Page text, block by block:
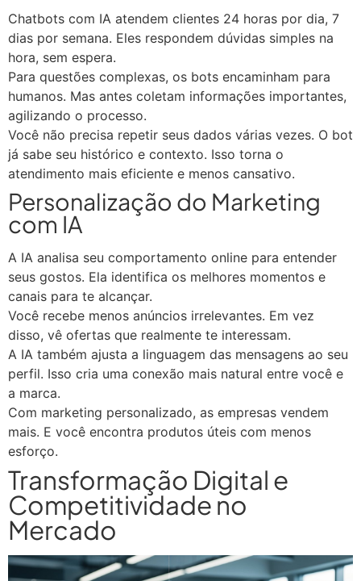
Chatbots com IA atendem clientes 24 horas por dia, 7
dias por semana. Eles respondem dúvidas simples na
hora, sem espera.
Para questões complexas, os bots encaminham para
humanos. Mas antes coletam informações importantes,
agilizando o processo.
Você não precisa repetir seus dados várias vezes. O bot
já sabe seu histórico e contexto. Isso torna o
atendimento mais eficiente e menos cansativo.
Personalização do Marketing
com IA
A IA analisa seu comportamento online para entender
seus gostos. Ela identifica os melhores momentos e
canais para te alcançar.
Você recebe menos anúncios irrelevantes. Em vez
disso, vê ofertas que realmente te interessam.
A IA também ajusta a linguagem das mensagens ao seu
perfil. Isso cria uma conexão mais natural entre você e
a marca.
Com marketing personalizado, as empresas vendem
mais. E você encontra produtos úteis com menos
esforço.
Transformação Digital e
Competitividade no
Mercado